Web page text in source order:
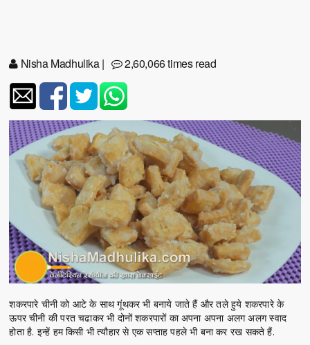
Nisha Madhulika| 2,60,066 times read
शकरपारे चीनी को आटे के साथ गूंथकर भी बनाये जाते हैं और तले हुये शकरपारे के
ऊपर चीनी की परत चढाकर भी दोनों शकरपारों का अपना अपना अलग अलग स्वाद
होता है. इन्हें हम किसी भी त्यौहार से एक सप्ताह पहले भी बना कर रख सकते हैं.